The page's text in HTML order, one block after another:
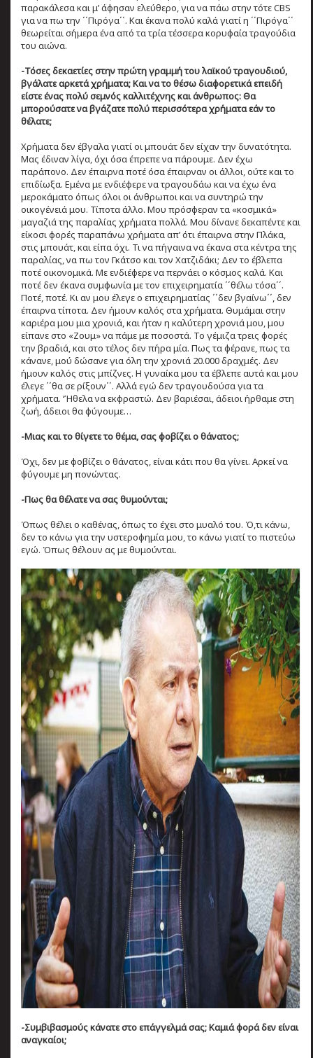
παρακάλεσα και μ’ άφησαν ελεύθερο, για να πάω στην τότε CBS
για να πω την ΄΄Πιρόγα΄΄. Και έκανα πολύ καλά γιατί η ΄΄Πιρόγα΄΄
θεωρείται σήμερα ένα από τα τρία τέσσερα κορυφαία τραγούδια
του αιώνα.
-Τόσες δεκαετίες στην πρώτη γραμμή του λαϊκού τραγουδιού,
βγάλατε αρκετά χρήματα; Και να το θέσω διαφορετικά επειδή
είστε ένας πολύ σεμνός καλλιτέχνης και άνθρωπος: Θα
μπορούσατε να βγάζατε πολύ περισσότερα χρήματα εάν το
θέλατε;
Χρήματα δεν έβγαλα γιατί οι μπουάτ δεν είχαν την δυνατότητα.
Μας έδιναν λίγα, όχι όσα έπρεπε να πάρουμε. Δεν έχω
παράπονο. Δεν έπαιρνα ποτέ όσα έπαιρναν οι άλλοι, ούτε και το
επιδίωξα. Εμένα με ενδιέφερε να τραγουδάω και να έχω ένα
μεροκάματο όπως όλοι οι άνθρωποι και να συντηρώ την
οικογένειά μου. Τίποτα άλλο. Μου πρόσφεραν τα «κοσμικά»
μαγαζιά της παραλίας χρήματα πολλά. Μου δίνανε δεκαπέντε και
είκοσι φορές παραπάνω χρήματα απ’ ότι έπαιρνα στην Πλάκα,
στις μπουάτ, και είπα όχι. Τι να πήγαινα να έκανα στα κέντρα της
παραλίας, να πω τον Γκάτσο και τον Χατζιδάκι; Δεν το έβλεπα
ποτέ οικονομικά. Με ενδιέφερε να περνάει ο κόσμος καλά. Και
ποτέ δεν έκανα συμφωνία με τον επιχειρηματία ΄΄θέλω τόσα΄΄.
Ποτέ, ποτέ. Κι αν μου έλεγε ο επιχειρηματίας ΄΄δεν βγαίνω΄΄, δεν
έπαιρνα τίποτα. Δεν ήμουν καλός στα χρήματα. Θυμάμαι στην
καριέρα μου μια χρονιά, και ήταν η καλύτερη χρονιά μου, μου
είπανε στο «Ζουμ» να πάμε με ποσοστά. Το γέμιζα τρεις φορές
την βραδιά, και στο τέλος δεν πήρα μία. Πως τα φέρανε, πως τα
κάνανε, μού δώσανε για όλη την χρονιά 20.000 δραχμές. Δεν
ήμουν καλός στις μπίζνες. Η γυναίκα μου τα έβλεπε αυτά και μου
έλεγε ΄΄θα σε ρίξουν΄΄. Αλλά εγώ δεν τραγουδούσα για τα
χρήματα. ‘Ήθελα να εκφραστώ. Δεν βαριέσαι, άδειοι ήρθαμε στη
ζωή, άδειοι θα φύγουμε…
-Μιας και το θίγετε το θέμα, σας φοβίζει ο θάνατος;
Όχι, δεν με φοβίζει ο θάνατος, είναι κάτι που θα γίνει. Αρκεί να
φύγουμε μη πονώντας.
-Πως θα θέλατε να σας θυμούνται;
Όπως θέλει ο καθένας, όπως το έχει στο μυαλό του. Ό,τι κάνω,
δεν το κάνω για την υστεροφημία μου, το κάνω γιατί το πιστεύω
εγώ. Όπως θέλουν ας με θυμούνται.
-Συμβιβασμούς κάνατε στο επάγγελμά σας; Καμιά φορά δεν είναι
αναγκαίοι;